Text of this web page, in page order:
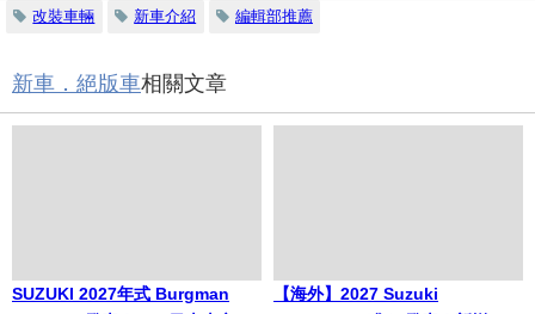
改裝車輛 新車介紹 編輯部推薦
新車．絕版車相關文章
SUZUKI 2027年式 Burgman
【海外】2027 Suzuki